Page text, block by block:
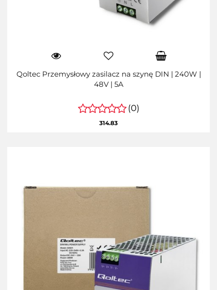
Qoltec Przemysłowy zasilacz na szynę DIN | 240W |
48V | 5A
(0)
314.83